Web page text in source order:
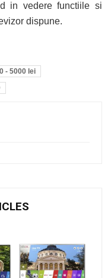
in vedere functiile si
dispune.
- 5000 lei